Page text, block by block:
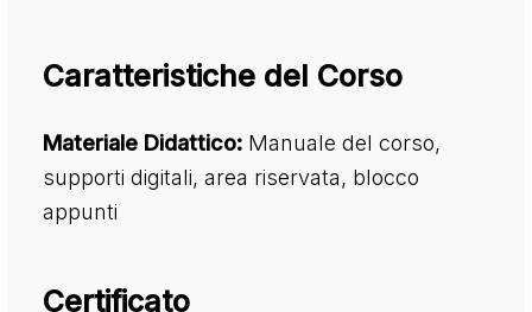
Caratteristiche del Corso
Materiale Didattico: Manuale del corso,
supporti digitali, area riservata, blocco
appunti
Certificato